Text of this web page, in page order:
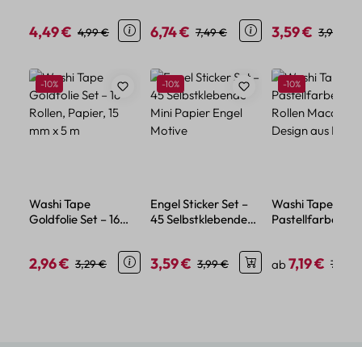
Verkaufspreis:
4,49 € Regulärer Preis:
4,99 €
Verkaufspreis:
6,74 € Regulärer Preis:
7,49 €
Design
Verkaufspreis:
3,59 € 3,99 €
Produktgalerie überspringen
Rabatt
-10%
Washi Tape
Goldfolie Set – 16
Verkaufspreis:
2,96 € Regulärer Preis:
3,29 €
Rabatt
-10%
Engel Sticker Set –
45 Selbstklebende
Verkaufspreis:
3,59 € Regulärer Preis:
3,99 €
Rabatt
-10%
Washi Tape Set
Pastellfarben –
Verkaufspreis:
ab7,19 € 7,99 €